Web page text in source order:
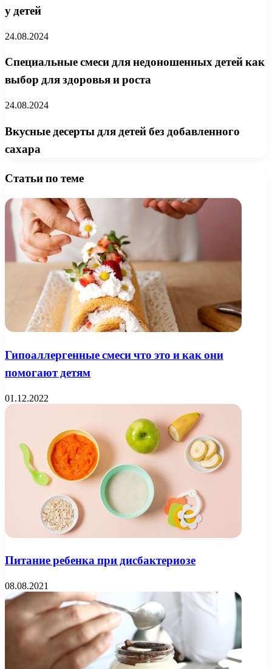
у детей
24.08.2024
Специальные смеси для недоношенных детей как
выбор для здоровья и роста
24.08.2024
Вкусные десерты для детей без добавленного
сахара
Статьи по теме
Гипоаллергенные смеси что это и как они
помогают детям
01.12.2022
Питание ребенка при дисбактериозе
08.08.2021